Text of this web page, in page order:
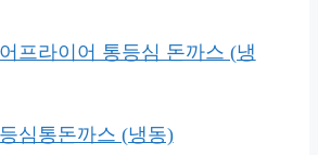
프라이어 통등심 돈까스 (냉
심통돈까스 (냉동)